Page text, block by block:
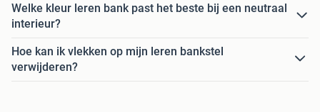
Welke kleur leren bank past het beste bij een neutraal
interieur?
Hoe kan ik vlekken op mijn leren bankstel
verwijderen?